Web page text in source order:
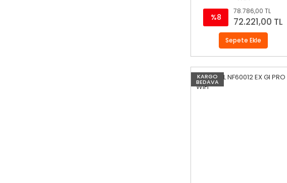
%8
78.786,00 TL
72.221,00 TL
Sepete Ekle
KARGO
BEDAVA